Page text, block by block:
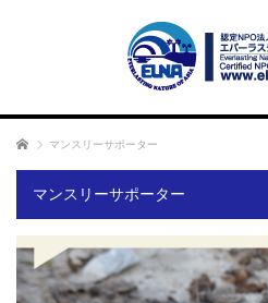
ホーム マンスリーサポーター
マンスリーサポーター